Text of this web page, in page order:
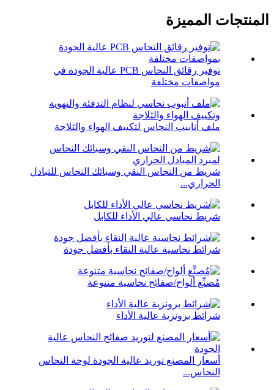
المنتجات المميزة
توفير رقائق النحاس PCB عالية الجودة في
مواصفات مختلفة
ملف أنابيب النحاس لتكييف الهواء والثلاجة
شريط من النحاس النقي وسبائك النحاس للتبادل
الحراري...
شريط نحاسي عالي الأداء للكابل
شرائط نحاسية عالية النقاء بأفضل جودة
مُصنِّع ألواح/صفائح نحاسية متنوعة
شرائط برونزية عالية الأداء
أسعار المصنع توريد عالية الجودة لوحة النحاس
النحاس...